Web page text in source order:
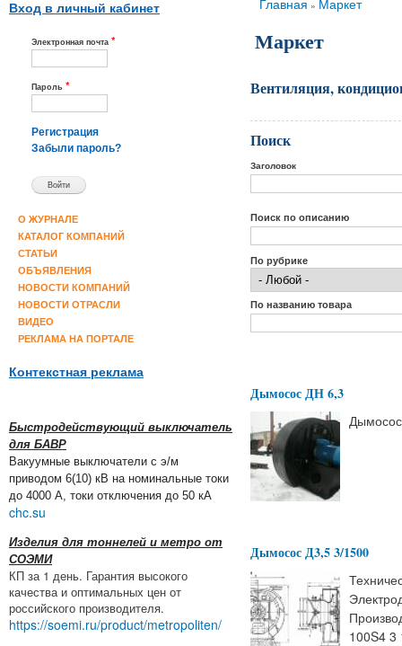
Вход в личный кабинет
Электронная почта *
Пароль *
Регистрация
Забыли пароль?
О ЖУРНАЛЕ
КАТАЛОГ КОМПАНИЙ
СТАТЬИ
ОБЪЯВЛЕНИЯ
НОВОСТИ КОМПАНИЙ
НОВОСТИ ОТРАСЛИ
ВИДЕО
РЕКЛАМА НА ПОРТАЛЕ
Контекстная реклама
Быстродействующий выключатель
для БАВР
Вакуумные выключатели с э/м
приводом 6(10) кВ на номинальные токи
до 4000 А, токи отключения до 50 кА
chc.su
Изделия для тоннелей и метро от
СОЭМИ
КП за 1 день. Гарантия высокого
качества и оптимальных цен от
российского производителя.
https://soemi.ru/product/metropoliten/
Вы здесь
Главная » Маркет
Маркет
Вентиляция,
Поиск
Заголовок
Поиск по описанию
По рубрике
По названию товара
Дымосос ДН 6,3
Дымосос Д3,5 3/1500
100S4 3